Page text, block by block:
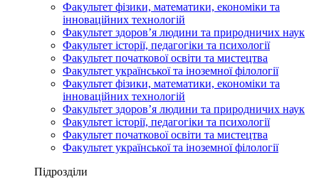
Факультет фізики, математики, економіки та
інноваційних технологій
Факультет здоров’я людини та природничих наук
Факультет історії, педагогіки та психології
Факультет початкової освіти та мистецтва
Факультет української та іноземної філології
Факультет фізики, математики, економіки та
інноваційних технологій
Факультет здоров’я людини та природничих наук
Факультет історії, педагогіки та психології
Факультет початкової освіти та мистецтва
Факультет української та іноземної філології
Підрозділи